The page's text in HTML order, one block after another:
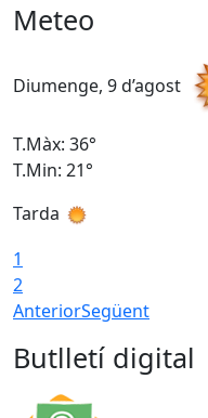
Meteo
Diumenge, 9 d’agost
T.Màx: 36°
T.Min: 21°
Tarda
1
2
AnteriorSegüent
Butlletí digital